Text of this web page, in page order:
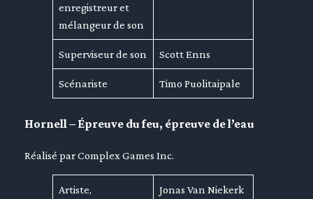
enregistreur et
mélangeur de son
Superviseur de son Scott Enns
Scénariste Timo Puolitaipale
Hornell – Épreuve du feu, épreuve de l’eau
Réalisé par Complex Games Inc.
Artiste,
Jonas Van Niekerk